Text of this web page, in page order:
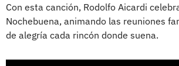
Con esta canción, Rodolfo Aicardi
Nochebuena, animando las reuniones
de alegría cada rincón donde suena.